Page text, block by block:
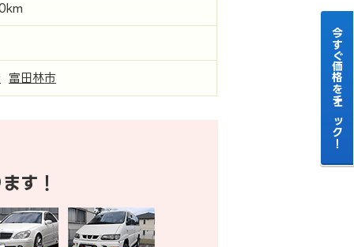
富田林市
す！
今すぐ価格をチェック！